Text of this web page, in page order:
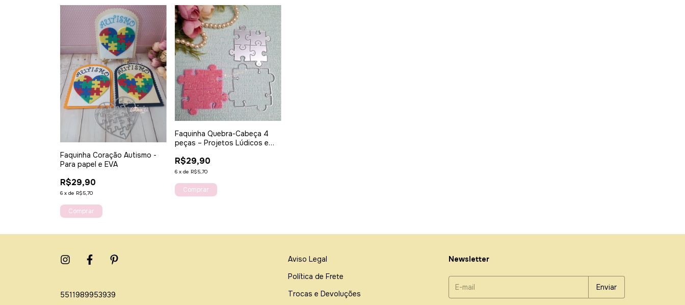
Faquinha Coração Autismo -
Para papel e EVA
R$29,90
6 x de R$5,70
Faquinha Quebra-Cabeça 4
peças – Projetos Lúdicos e
R$29,90
6 x de R$5,70
5511989953939
Aviso Legal
Política de Frete
Trocas e Devoluções
Newsletter